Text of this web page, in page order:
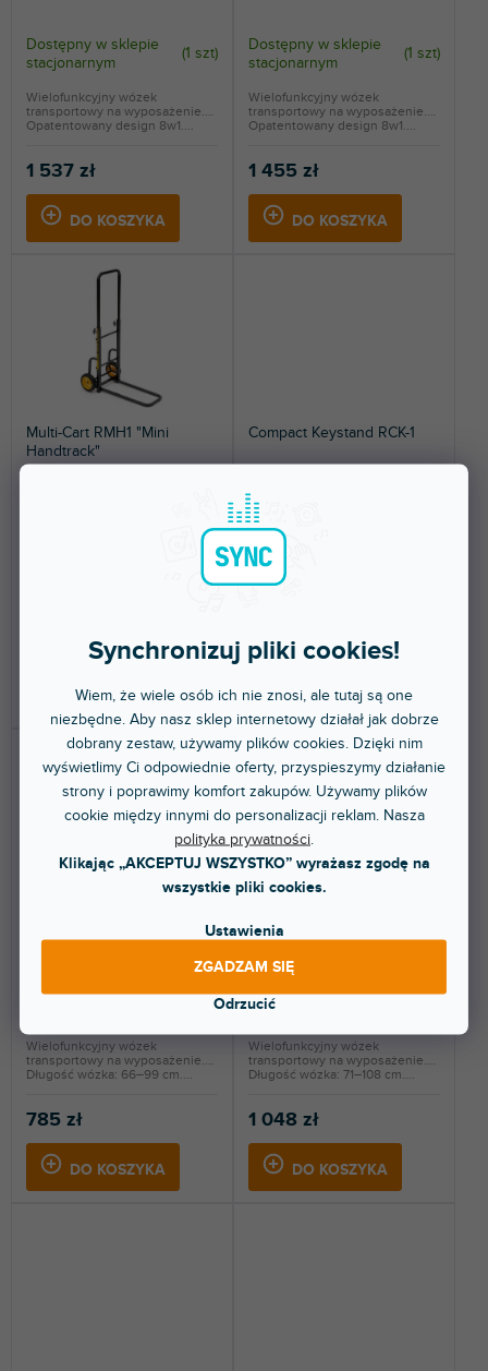
Synchronizuj pliki cookies!
Wiem, że wiele osób ich nie znosi, ale tutaj są one
niezbędne. Aby nasz sklep internetowy działał jak dobrze
dobrany zestaw, używamy plików cookies. Dzięki nim
wyświetlimy Ci odpowiednie oferty, przyspieszymy działanie
strony i poprawimy komfort zakupów. Używamy plików
cookie między innymi do personalizacji reklam. Nasza
polityka prywatności
Klikając „AKCEPTUJ WSZYSTKO” wyrażasz zgodę na
wszystkie pliki cookies.
Ustawienia
Odrzucić
ZGADZAM SIĘ
Dostępny w sklepie
stacjonarnym
(1 szt)
1 537 zł
DO KOSZYKA
Wielofunkcyjny wózek
transportowy na wyposażenie.
Opatentowany design 8w1....
Dostępny w sklepie
stacjonarnym
(1 szt)
1 455 zł
DO KOSZYKA
Wielofunkcyjny wózek
transportowy na wyposażenie.
Opatentowany design 8w1....
Multi-Cart RMH1 "Mini
Handtrack"
1 szt)
DO KOSZYKA
Compact Keystand RCK-1
Dostępny w sklepie
stacjonarnym
838 zł
DO KOSZYKA
Dwu poziomowy stojak na
keyboardy, miksery i inne
Dostępny w sklepie
1 szt)
785 zł
DO KOSZYKA
Wielofunkcyjny wózek
transportowy na wyposażenie.
Długość wózka: 66–99 cm....
Glider"
Dostępny w sklepie
stacjonarnym
1 048 zł
DO KOSZYKA
Wielofunkcyjny wózek
transportowy na wyposażenie.
Długość wózka: 71–108 cm....